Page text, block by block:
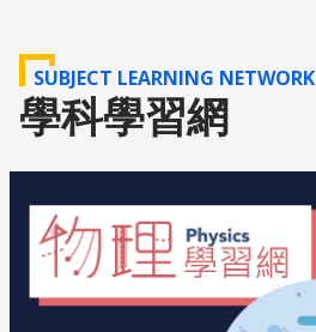
SUBJECT LEARNING NETWORK
學科學習網